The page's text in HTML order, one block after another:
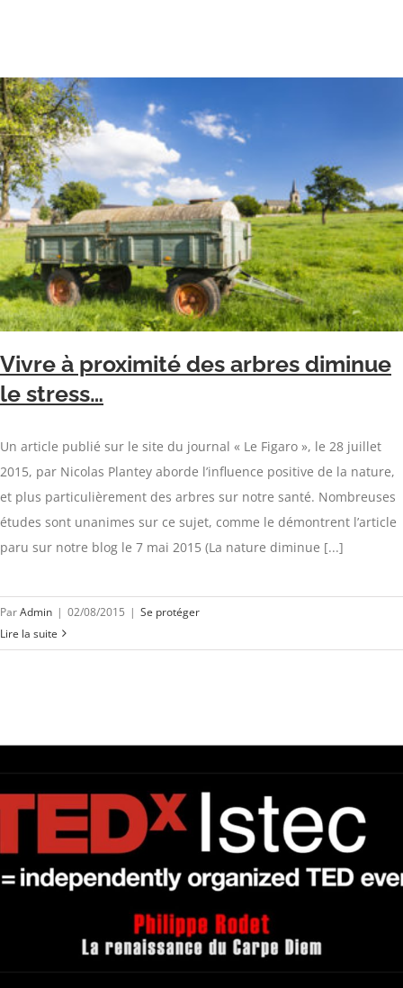
Vivre à proximité des arbres diminue
le stress…
Un article publié sur le site du journal « Le Figaro », le 28 juillet
2015, par Nicolas Plantey aborde l’influence positive de la nature,
et plus particulièrement des arbres sur notre santé. Nombreuses
études sont unanimes sur ce sujet, comme le démontrent l’article
paru sur notre blog le 7 mai 2015 (La nature diminue [...]
ParAdmin | 02/08/2015 | Se protéger
Lire la suite